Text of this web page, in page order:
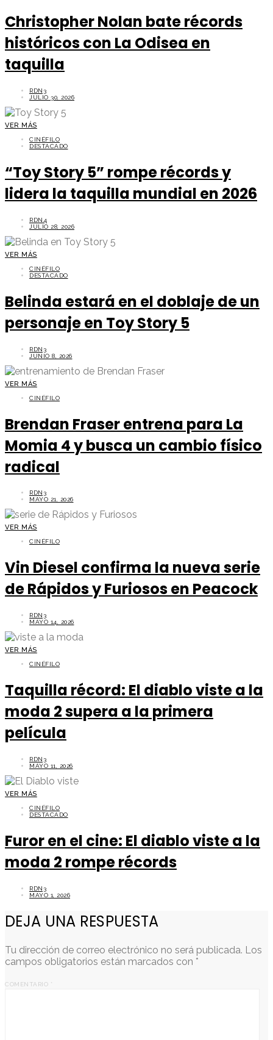
Christopher Nolan bate récords
históricos con La Odisea en
taquilla
RDN3
JULIO 30, 2026
VER MÁS
CINÉFILO
DESTACADO
“Toy Story 5” rompe récords y
lidera la taquilla mundial en 2026
RDN4
JULIO 28, 2026
VER MÁS
CINÉFILO
DESTACADO
Belinda estará en el doblaje de un
personaje en Toy Story 5
RDN3
JUNIO 8, 2026
VER MÁS
CINÉFILO
Brendan Fraser entrena para La
Momia 4 y busca un cambio físico
radical
RDN3
MAYO 21, 2026
VER MÁS
CINÉFILO
Vin Diesel confirma la nueva serie
de Rápidos y Furiosos en Peacock
RDN3
MAYO 14, 2026
VER MÁS
CINÉFILO
Taquilla récord: El diablo viste a la
moda 2 supera a la primera
película
RDN3
MAYO 11, 2026
VER MÁS
CINÉFILO
DESTACADO
Furor en el cine: El diablo viste a la
moda 2 rompe récords
RDN3
MAYO 1, 2026
DEJA UNA RESPUESTA
Tu dirección de correo electrónico no será publicada. Los
campos obligatorios están marcados con *
COMENTARIO *